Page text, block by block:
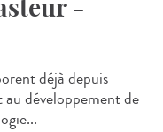
-
déjà depuis
développement de